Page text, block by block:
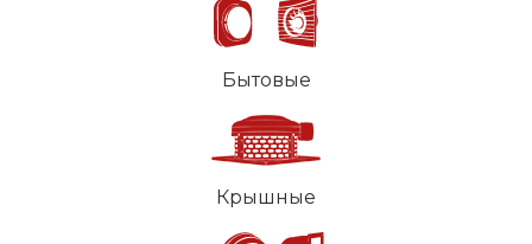
Бытовые
Крышные